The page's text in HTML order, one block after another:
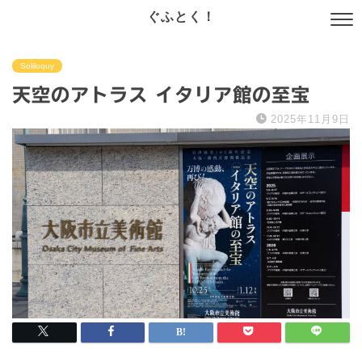
ぐふとく！
Soliloquy
天空のアトラス イタリア館の至宝
2025年11月9日